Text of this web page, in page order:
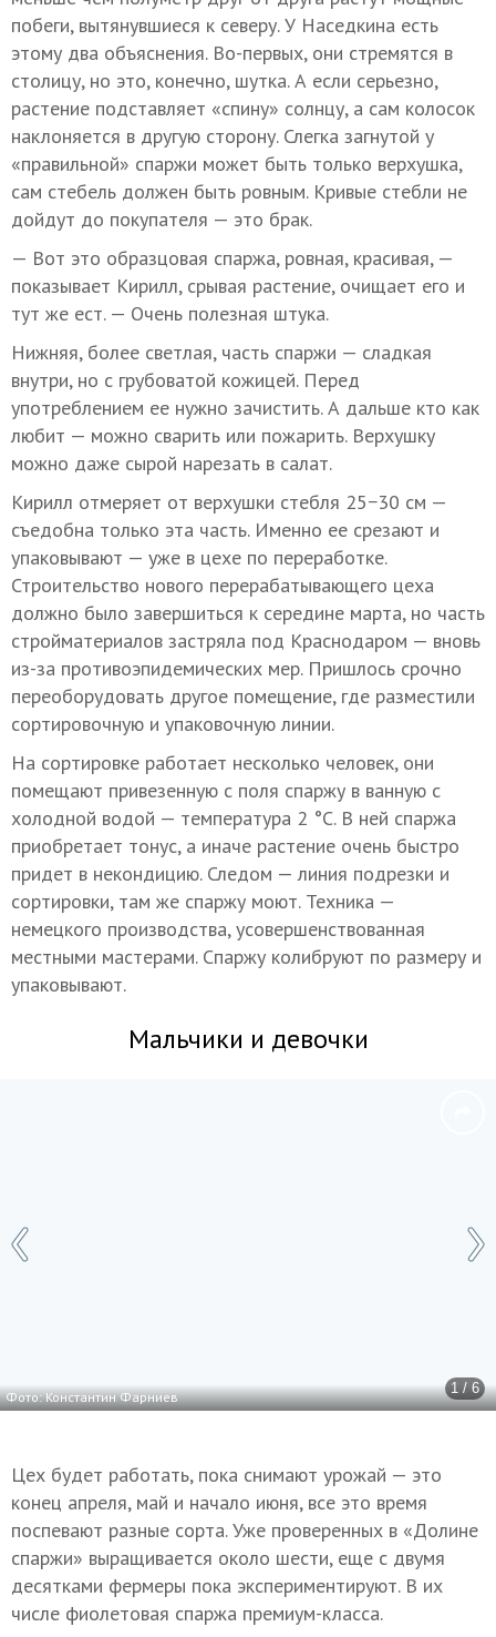
побеги, вытянувшиеся к северу. У Наседкина есть
этому два объяснения. Во-первых, они стремятся в
столицу, но это, конечно, шутка. А если серьезно,
растение подставляет «спину» солнцу, а сам колосок
наклоняется в другую сторону. Слегка загнутой у
«правильной» спаржи может быть только верхушка,
сам стебель должен быть ровным. Кривые стебли не
дойдут до покупателя — это брак.
— Вот это образцовая спаржа, ровная, красивая, —
показывает Кирилл, срывая растение, очищает его и
тут же ест. — Очень полезная штука.
Нижняя, более светлая, часть спаржи — сладкая
внутри, но с грубоватой кожицей. Перед
употреблением ее нужно зачистить. А дальше кто как
любит — можно сварить или пожарить. Верхушку
можно даже сырой нарезать в салат.
Кирилл отмеряет от верхушки стебля 25−30 см —
съедобна только эта часть. Именно ее срезают и
упаковывают — уже в цехе по переработке.
Строительство нового перерабатывающего цеха
должно было завершиться к середине марта, но часть
стройматериалов застряла под Краснодаром — вновь
из-за противоэпидемических мер. Пришлось срочно
переоборудовать другое помещение, где разместили
сортировочную и упаковочную линии.
На сортировке работает несколько человек, они
помещают привезенную с поля спаржу в ванную с
холодной водой — температура 2 °C. В ней спаржа
приобретает тонус, а иначе растение очень быстро
придет в некондицию. Следом — линия подрезки и
сортировки, там же спаржу моют. Техника —
немецкого производства, усовершенствованная
местными мастерами. Спаржу колибруют по размеру и
упаковывают.
Мальчики и девочки
1 / 6
Фото: Константин Фарниев
Цех будет работать, пока снимают урожай — это
конец апреля, май и начало июня, все это время
поспевают разные сорта. Уже проверенных в «Долине
спаржи» выращивается около шести, еще с двумя
десятками фермеры пока экспериментируют. В их
числе фиолетовая спаржа премиум-класса.